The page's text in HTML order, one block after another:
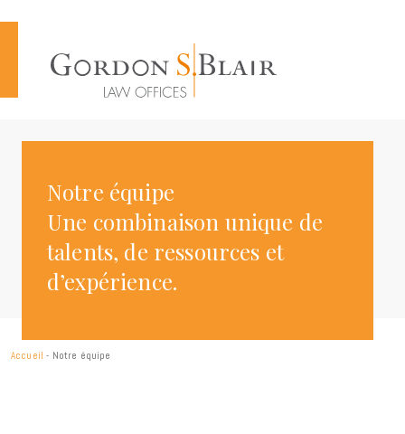
Notre équipe
Une combinaison unique de
talents, de ressources et
d’expérience.
Accueil - Notre équipe